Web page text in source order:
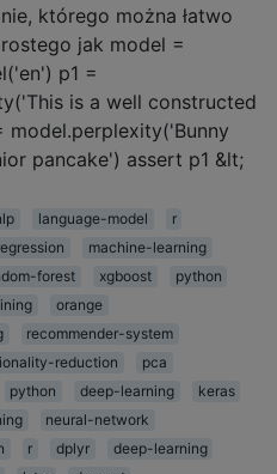
którego można łatwo
jak model =
p1 =
is a well constructed
model.perplexity('Bunny
pancake') assert p1 &lt;
language-model
r
machine-learning
forest xgboost
python
orange
recommender-system
reduction
pca
python deep-learning
keras
neural-network
r dplyr
deep-learning